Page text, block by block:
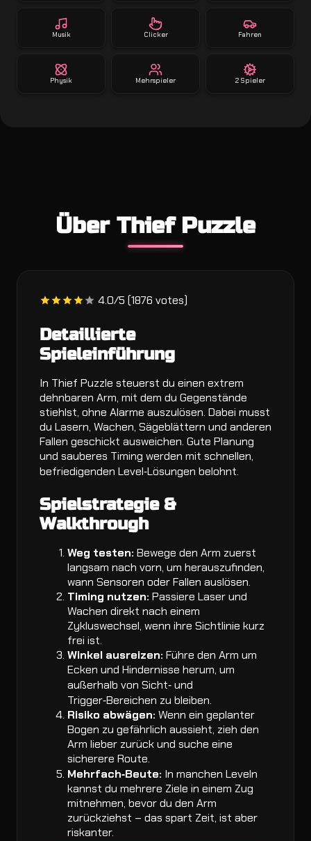
Musik Clicker Fahren
Physik Mehrspieler 2 Spieler
Über Thief Puzzle
4.0/5 (1876 votes)
Detaillierte
Spieleinführung
In Thief Puzzle steuerst du einen extrem
dehnbaren Arm, mit dem du Gegenstände
stiehlst, ohne Alarme auszulösen. Dabei musst
du Lasern, Wachen, Sägeblättern und anderen
Fallen geschickt ausweichen. Gute Planung
und sauberes Timing werden mit schnellen,
befriedigenden Level‑Lösungen belohnt.
Spielstrategie &
Walkthrough
Weg testen: Bewege den Arm zuerst
langsam nach vorn, um herauszufinden,
wann Sensoren oder Fallen auslösen.
Timing nutzen: Passiere Laser und
Wachen direkt nach einem
Zykluswechsel, wenn ihre Sichtlinie kurz
frei ist.
Winkel ausreizen: Führe den Arm um
Ecken und Hindernisse herum, um
außerhalb von Sicht‑ und
Trigger‑Bereichen zu bleiben.
Risiko abwägen: Wenn ein geplanter
Bogen zu gefährlich aussieht, zieh den
Arm lieber zurück und suche eine
sicherere Route.
Mehrfach‑Beute: In manchen Leveln
kannst du mehrere Ziele in einem Zug
mitnehmen, bevor du den Arm
zurückziehst – das spart Zeit, ist aber
riskanter.